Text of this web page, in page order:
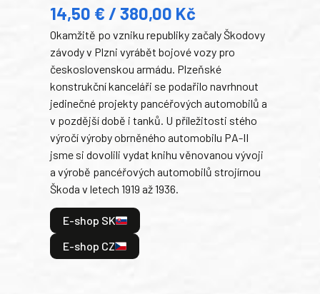
14,50 € / 380,00 Kč
Okamžitě po vzniku republiky začaly Škodovy
závody v Plzni vyrábět bojové vozy pro
československou armádu. Plzeňské
konstrukční kanceláři se podařilo navrhnout
jedinečné projekty pancéřových automobilů a
v pozdější době i tanků. U příležitosti stého
výročí výroby obrněného automobilu PA-II
jsme si dovolili vydat knihu věnovanou vývoji
a výrobě pancéřových automobilů strojírnou
Škoda v letech 1919 až 1936.
E-shop SK
E-shop CZ